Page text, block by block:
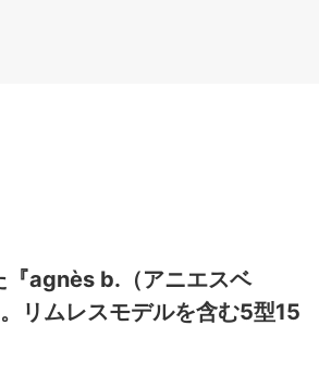
『agnès b.（アニエスベ
リムレスモデルを含む5型15